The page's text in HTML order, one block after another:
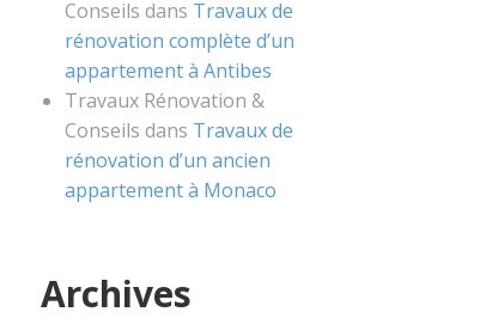
Conseils dans Travaux de
rénovation complète d’un
appartement à Antibes
Travaux Rénovation &
Conseils dans Travaux de
rénovation d’un ancien
appartement à Monaco
Archives